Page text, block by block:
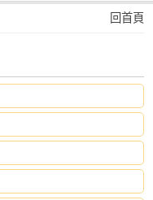
回首頁